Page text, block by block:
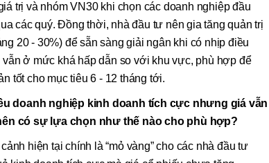
trị và nhóm VN30 khi chọn các doanh nghiệp đầu
các quý. Đồng thời, nhà đầu tư nên gia tăng quản trị
20 - 30%) để sẵn sàng giải ngân khi có nhịp điều
ở mức khá hấp dẫn so với khu vực, phù hợp để
tốt cho mục tiêu 6 - 12 tháng tới.
doanh nghiệp kinh doanh tích cực nhưng giá vẫn
có sự lựa chọn như thế nào cho phù hợp?
hiện tại chính là “mỏ vàng” cho các nhà đầu tư